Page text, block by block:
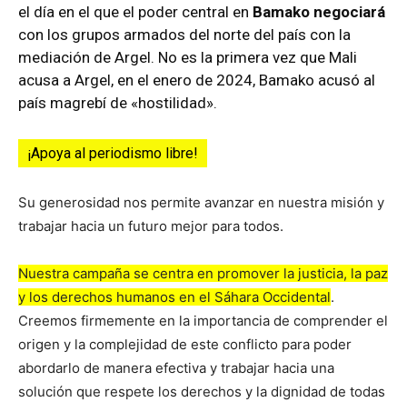
el día en el que el poder central en Bamako negociará
con los grupos armados del norte del país con la
mediación de Argel. No es la primera vez que Mali
acusa a Argel, en el enero de 2024, Bamako acusó al
país magrebí de «hostilidad».
¡Apoya al periodismo libre!
Su generosidad nos permite avanzar en nuestra misión y
trabajar hacia un futuro mejor para todos.
Nuestra campaña se centra en promover la justicia, la paz
y los derechos humanos en el Sáhara Occidental.
Creemos firmemente en la importancia de comprender el
origen y la complejidad de este conflicto para poder
abordarlo de manera efectiva y trabajar hacia una
solución que respete los derechos y la dignidad de todas